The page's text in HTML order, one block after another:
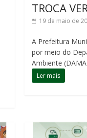
TROCA
19 de maio de
A Prefeitura
por meio do
Ambiente
Ler mais